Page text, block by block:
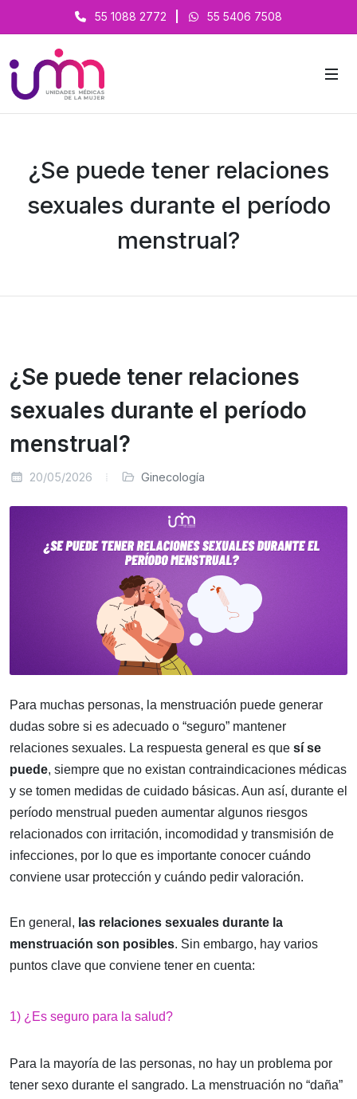
55 1088 2772 55 5406 7508
¿Se puede tener relaciones
sexuales durante el período
menstrual?
¿Se puede tener relaciones
sexuales durante el período
menstrual?
20/05/2026 Ginecología
Para muchas personas, la menstruación puede generar
dudas sobre si es adecuado o “seguro” mantener
relaciones sexuales. La respuesta general es que sí se
puede, siempre que no existan contraindicaciones médicas
y se tomen medidas de cuidado básicas. Aun así, durante el
período menstrual pueden aumentar algunos riesgos
relacionados con irritación, incomodidad y transmisión de
infecciones, por lo que es importante conocer cuándo
conviene usar protección y cuándo pedir valoración.
En general, las relaciones sexuales durante la
menstruación son posibles. Sin embargo, hay varios
puntos clave que conviene tener en cuenta:
1) ¿Es seguro para la salud?
Para la mayoría de las personas, no hay un problema por
tener sexo durante el sangrado. La menstruación no “daña”